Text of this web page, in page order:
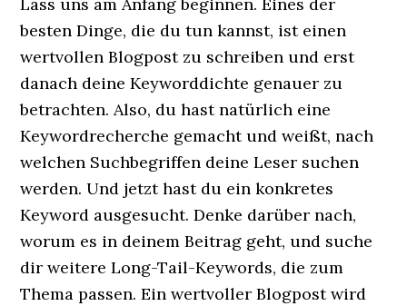
besten Dinge, die du tun kannst, ist einen
wertvollen Blogpost zu schreiben und erst
danach deine Keyworddichte genauer zu
betrachten. Also, du hast natürlich eine
Keywordrecherche gemacht und weißt, nach
welchen Suchbegriffen deine Leser suchen
werden. Und jetzt hast du ein konkretes
Keyword ausgesucht. Denke darüber nach,
worum es in deinem Beitrag geht, und suche
dir weitere Long-Tail-Keywords, die zum
Thema passen. Ein wertvoller Blogpost wird